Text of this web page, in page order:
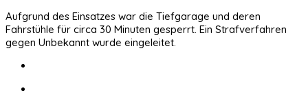
Aufgrund des Einsatzes war die Tiefgarage und deren
Fahrstühle für circa 30 Minuten gesperrt. Ein Strafverfahren
gegen Unbekannt wurde eingeleitet.